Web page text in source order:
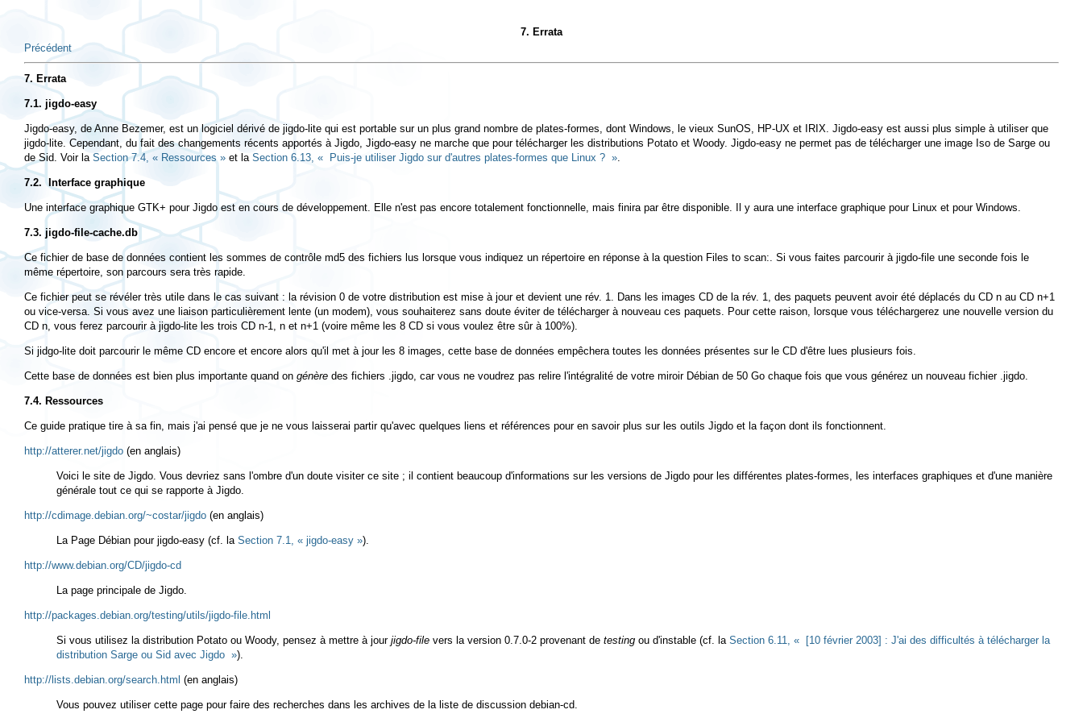
7. Errata
Précédent
7. Errata
7.1. jigdo-easy
Jigdo-easy, de Anne Bezemer, est un logiciel dérivé de jigdo-lite qui est portable sur un plus grand nombre de plates-formes, dont Windows, le vieux SunOS, HP-UX et IRIX. Jigdo-easy est aussi plus simple à utiliser que
jigdo-lite. Cependant, du fait des changements récents apportés à Jigdo, Jigdo-easy ne marche que pour télécharger les distributions Potato et Woody. Jigdo-easy ne permet pas de télécharger une image Iso de Sarge ou
de Sid. Voir la Section 7.4, « Ressources » et la Section 6.13, « Puis-je utiliser Jigdo sur d'autres plates-formes que Linux ? ».
7.2. Interface graphique
Une interface graphique GTK+ pour Jigdo est en cours de développement. Elle n'est pas encore totalement fonctionnelle, mais finira par être disponible. Il y aura une interface graphique pour Linux et pour Windows.
7.3. jigdo-file-cache.db
Ce fichier de base de données contient les sommes de contrôle md5 des fichiers lus lorsque vous indiquez un répertoire en réponse à la question Files to scan:. Si vous faites parcourir à jigdo-file une seconde fois le
même répertoire, son parcours sera très rapide.
Ce fichier peut se révéler très utile dans le cas suivant : la révision 0 de votre distribution est mise à jour et devient une rév. 1. Dans les images CD de la rév. 1, des paquets peuvent avoir été déplacés du CD n au CD n+1
ou vice-versa. Si vous avez une liaison particulièrement lente (un modem), vous souhaiterez sans doute éviter de télécharger à nouveau ces paquets. Pour cette raison, lorsque vous téléchargerez une nouvelle version du
CD n, vous ferez parcourir à jigdo-lite les trois CD n-1, n et n+1 (voire même les 8 CD si vous voulez être sûr à 100%).
Si jidgo-lite doit parcourir le même CD encore et encore alors qu'il met à jour les 8 images, cette base de données empêchera toutes les données présentes sur le CD d'être lues plusieurs fois.
Cette base de données est bien plus importante quand on génère des fichiers .jigdo, car vous ne voudrez pas relire l'intégralité de votre miroir Débian de 50 Go chaque fois que vous générez un nouveau fichier .jigdo.
7.4. Ressources
Ce guide pratique tire à sa fin, mais j'ai pensé que je ne vous laisserai partir qu'avec quelques liens et références pour en savoir plus sur les outils Jigdo et la façon dont ils fonctionnent.
http://atterer.net/jigdo (en anglais)
Voici le site de Jigdo. Vous devriez sans l'ombre d'un doute visiter ce site ; il contient beaucoup d'informations sur les versions de Jigdo pour les différentes plates-formes, les interfaces graphiques et d'une manière
générale tout ce qui se rapporte à Jigdo.
http://cdimage.debian.org/~costar/jigdo (en anglais)
La Page Débian pour jigdo-easy (cf. la Section 7.1, « jigdo-easy »).
http://www.debian.org/CD/jigdo-cd
La page principale de Jigdo.
http://packages.debian.org/testing/utils/jigdo-file.html
Si vous utilisez la distribution Potato ou Woody, pensez à mettre à jour jigdo-file vers la version 0.7.0-2 provenant de testing ou d'instable (cf. la Section 6.11, « [10 février 2003] : J'ai des difficultés à télécharger la
distribution Sarge ou Sid avec Jigdo »).
http://lists.debian.org/search.html (en anglais)
Vous pouvez utiliser cette page pour faire des recherches dans les archives de la liste de discussion debian-cd.